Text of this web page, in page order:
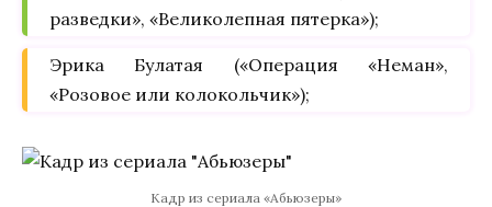
разведки», «Великолепная пятерка»);
Эрика Булатая («Операция «Неман»,
«Розовое или колокольчик»);
Кадр из сериала «Абьюзеры»